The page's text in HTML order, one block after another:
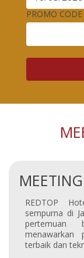
PROMO CODE
REDTOP
sempurna di
pertemuan
menawarkan
terbaik dan